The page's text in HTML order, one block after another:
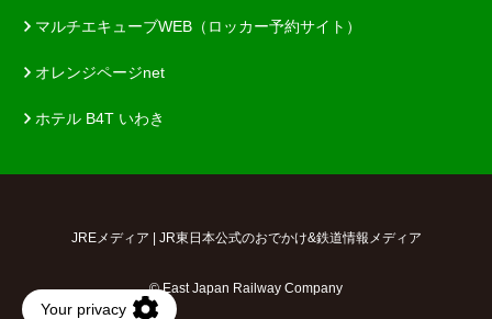
マルチエキューブWEB（ロッカー予約サイト）
オレンジページnet
ホテル B4T いわき
JREメディア | JR東日本公式のおでかけ&鉄道情報メディア
© East Japan Railway Company